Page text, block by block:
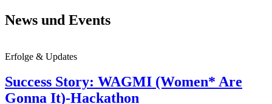
News und Events
Erfolge & Updates
Success Story: WAGMI (Women* Are
Gonna It)-Hackathon